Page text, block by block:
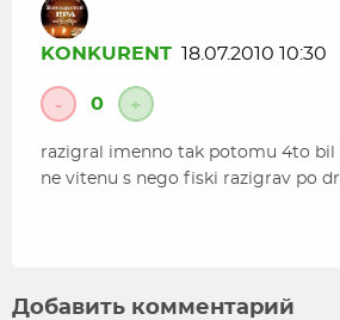
KONKURENT 18.07.2010 10:30
- 0 +
razigral imenno tak potomu 4to bil
ne vitenu s nego fiski razigrav po
Добавить комментарий